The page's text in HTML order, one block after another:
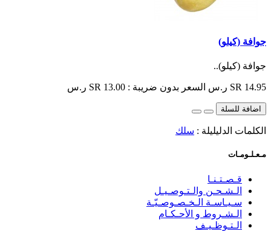
جوافة (كيلو)
جوافة (كيلو)..
SR 14.95 ر.س السعر بدون ضريبة : SR 13.00 ر.س
اضافة للسلة
الكلمات الدليليلة : سلك
مـعـلـومـات
قـصـتـنـا
الـشـحـن والـتـوصـيـل
سـيـاسـة الـخـصـوصـيّـة
الـشـروط و الأحـكـام
الـتـوظـيـف